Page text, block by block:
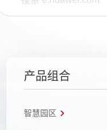
产品组合
智慧园区